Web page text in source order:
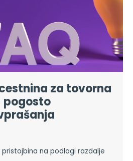
za tovorna
pogosto
na podlagi razdalje